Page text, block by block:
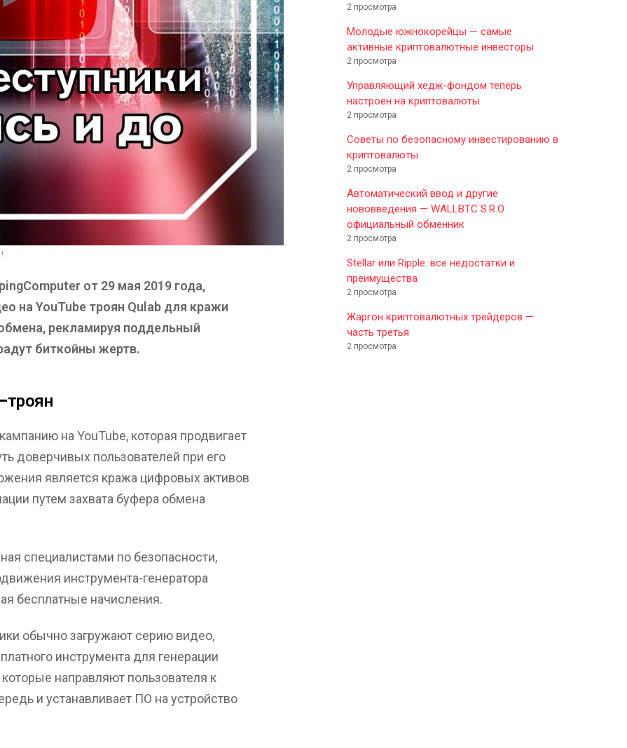
от 29 мая 2019 года,
на YouTube троян Qulab для кражи
рекламируя поддельный
биткойны жертв.
троян
на YouTube, которая продвигает
доверчивых пользователей при его
является кража цифровых активов
путем захвата буфера обмена
специалистами по безопасности,
инструмента-генератора
бесплатные начисления.
обычно загружают серию видео,
инструмента для генерации
направляют пользователя к
и устанавливает ПО на устройство
2 просмотра
Молодые южнокорейцы — самые
активные криптовалютные инвесторы
2 просмотра
Управляющий хедж-фондом теперь
настроен на криптовалюты
2 просмотра
Советы по безопасному инвестированию в
криптовалюты
2 просмотра
Автоматический ввод и другие
нововведения — WALLBTC S.R.O
официальный обменник
2 просмотра
Stellar или Ripple: все недостатки и
преимущества
2 просмотра
Жаргон криптовалютных трейдеров —
часть третья
2 просмотра